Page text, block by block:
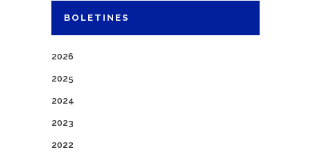
BOLETINES
2026
2025
2024
2023
2022